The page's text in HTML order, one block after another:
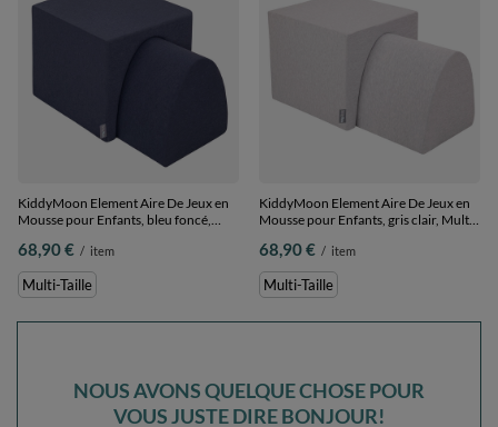
KiddyMoon Element Aire De Jeux en
Mousse pour Enfants, bleu foncé,
68,90 € / item
Multi-Taille
KiddyMoon Element Aire De Jeux en
Mousse pour Enfants, gris clair, Multi-
68,90 € / item
Multi-Taille
NOUS AVONS QUELQUE CHOSE POUR
VOUS JUSTE DIRE BONJOUR!